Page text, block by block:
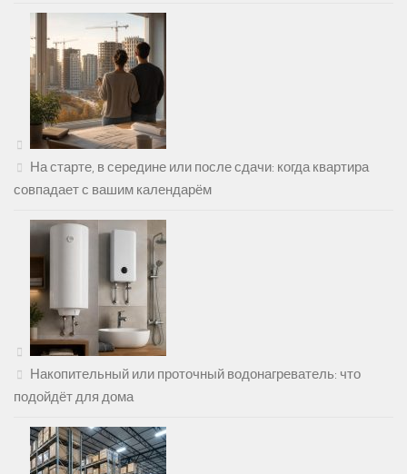
На старте, в середине или после сдачи: когда квартира
совпадает с вашим календарём
Накопительный или проточный водонагреватель: что
подойдёт для дома